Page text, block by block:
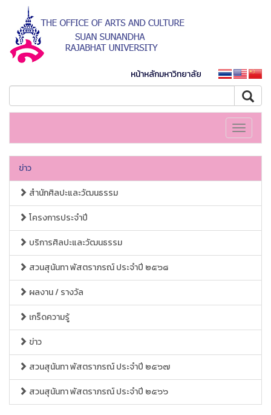
หน้าหลักมหาวิทยาลัย
Toggle
ข่าว
สำนักศิลปะและวัฒนธรรม
โครงการประจำปี
บริการศิลปะและวัฒนธรรม
สวนสุนันทา พัสตราภรณ์ ประจำปี ๒๕๖๘
ผลงาน / รางวัล
เกร็ดความรู้
ข่าว
สวนสุนันทา พัสตราภรณ์ ประจำปี ๒๕๖๗
สวนสุนันทา พัสตราภรณ์ ประจำปี ๒๕๖๖